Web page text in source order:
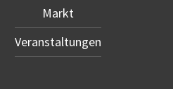
Markt
Veranstaltungen